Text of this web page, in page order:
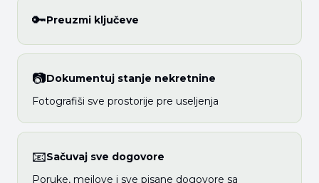
🔑Preuzmi ključeve
📷Dokumentuj stanje nekretnine
Fotografiši sve prostorije pre useljenja
📧Sačuvaj sve dogovore
Poruke, mejlove i sve pisane dogovore sa